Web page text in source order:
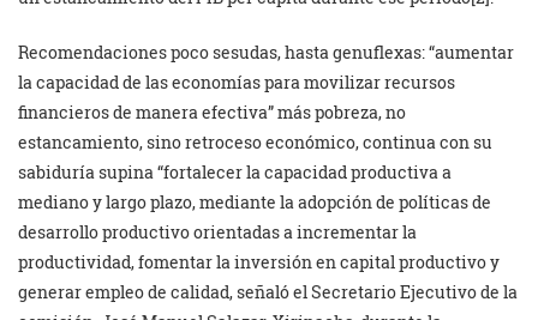
Recomendaciones poco sesudas, hasta genuflexas: “aumentar
la capacidad de las economías para movilizar recursos
financieros de manera efectiva” más pobreza, no
estancamiento, sino retroceso económico, continua con su
sabiduría supina “fortalecer la capacidad productiva a
mediano y largo plazo, mediante la adopción de políticas de
desarrollo productivo orientadas a incrementar la
productividad, fomentar la inversión en capital productivo y
generar empleo de calidad, señaló el Secretario Ejecutivo de la